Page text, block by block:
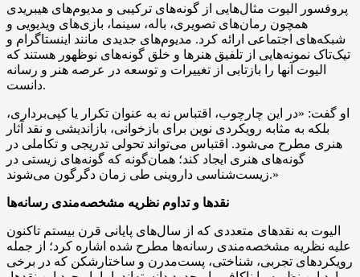
پروفسور الیوت مثال‌هایی از گونه‌های ترکیبی و مدیوم‌های هیبریدی
همچون رمان‌های تصویری، باله، سینما، بازی‌های ویدیویی و
شبکه‌های اجتماعی ارائه کرد. مدیوم‌های جدیدی مانند اینستاگرام و
تیک‌تاک نمونه‌هایی از تلفیق هنرها و خلق گونه‌های نوظهور هستند که
الیوت آنها را بازتابی از تغییرات و توسعه در عرصه هنر و رسانه
دانست.
او گفت: «در این چارچوب، اقتباس نه به عنوان تکرار یا کپی‌برداری،
بلکه به مثابه رویکردی نوین برای بازخوانی، بازاندیشی و نقد آثار
هنری مطرح می‌شود. اقتباس می‌تواند تحولی تدریجی و تکاملی در
گونه‌های هنری ایجاد کند؛ همان‌گونه که گونه‌های زیستی در
زیست‌شناسی داروینی طی زمان دگرگون می‌شوند.»
نقدها و تداوم نظریه مشخصه‌مندی رسانه‌ها
الیوت به نقدهای متعددی که از سال‌های پایانی قرن بیستم تاکنون
علیه نظریه مشخصه‌مندی رسانه‌ها مطرح شده اشاره کرد؛ از جمله
رویکردهای تجربی، شناختی، پست‌مدرن و ساختارشکن که در برخی